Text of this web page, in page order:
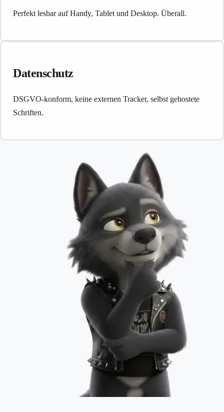
Perfekt lesbar auf Handy, Tablet und Desktop. Überall.
Datenschutz
DSGVO-konform, keine externen Tracker, selbst gehostete
Schriften.